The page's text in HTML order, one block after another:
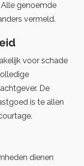
genoemde
vermeld.
voor schade
De
is te allen
dienen